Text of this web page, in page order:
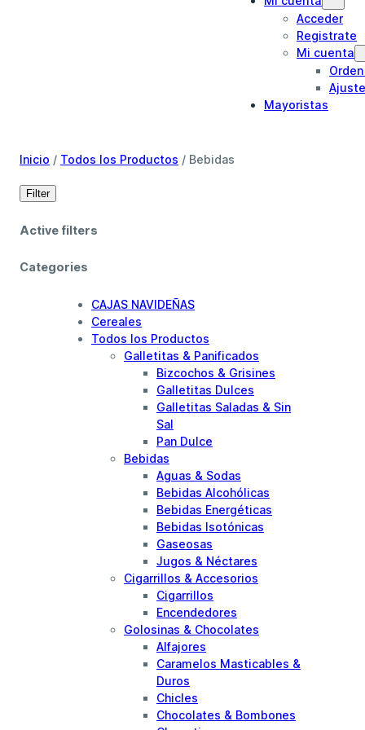
Acceder
Registrate
Mi cuenta
Mayoristas
Inicio / Todos los Productos / Bebidas
Filter
Active filters
Categories
CAJAS NAVIDEÑAS
Cereales
Todos los Productos
Galletitas & Panificados
Bizcochos & Grisines
Galletitas Dulces
Galletitas Saladas & Sin
Sal
Pan Dulce
Bebidas
Aguas & Sodas
Bebidas Alcohólicas
Bebidas Energéticas
Bebidas Isotónicas
Gaseosas
Jugos & Néctares
Cigarrillos & Accesorios
Cigarrillos
Encendedores
Golosinas & Chocolates
Alfajores
Caramelos Masticables &
Duros
Chicles
Chocolates & Bombones